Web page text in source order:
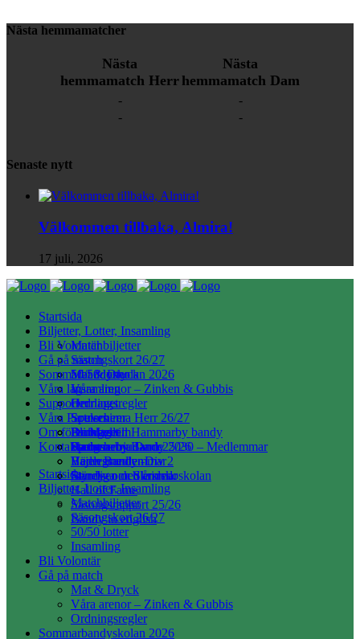
Nästa hemmamatcher
Nästa
hemmamatch Herr
-
-
Nästa
hemmamatch Dam
-
-
Senaste nytt
Välkommen tillbaka, Almira!
17 juli, 2026
Startsida
Biljetter, Lotter, Insamling
Matchbiljetter
Säsongskort 26/27
50/50 lotter
Insamling
Bli Volontär
Gå på match
Mat & Dryck
Våra arenor – Zinken & Gubbis
Ordningsregler
Sommarbandyskolan 2026
Våra lag
Herrlaget
Spelschema Herr 26/27
Damlaget
Spelschema Dam 25/26
Bajen Bandy -Div 2
Bandy- och Skridskoskolan
Supporter
Souvenirer
Bli Medlem
Hammarby Bandy 2030 – Medlemmar
Hedersmedlemmar
Ständiga medlemmar
Våra Partners
Partners till Hammarby bandy
Partnererbjudande
Om föreningen
Stadgar
Värdegrunden
Styrelsen och årsred.
Hall of Fame
Säsongsrapport 25/26
Bandy in english
Kontakta oss
Startsida
Biljetter, Lotter, Insamling
Matchbiljetter
Säsongskort 26/27
50/50 lotter
Insamling
Bli Volontär
Gå på match
Mat & Dryck
Våra arenor – Zinken & Gubbis
Ordningsregler
Sommarbandyskolan 2026